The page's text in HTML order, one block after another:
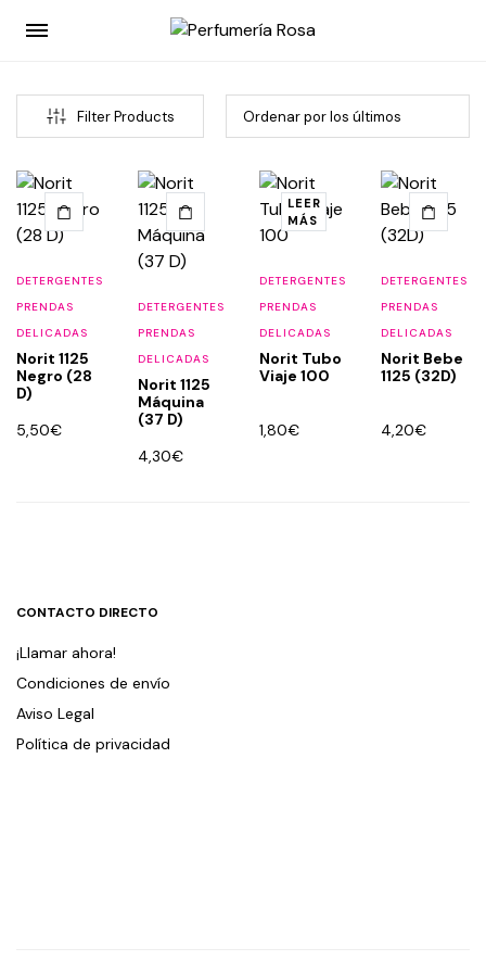
Filter Products
DETERGENTES
PRENDAS
DELICADAS
Norit 1125
Negro (28
D)
5,50€
DETERGENTES
PRENDAS
DELICADAS
Norit 1125
Máquina
(37 D)
4,30€
LEER
MÁS
DETERGENTES
PRENDAS
DELICADAS
Norit Tubo
Viaje 100
1,80€
DETERGENTES
PRENDAS
DELICADAS
Norit Bebe
1125 (32D)
4,20€
CONTACTO DIRECTO
¡Llamar ahora!
Condiciones de envío
Aviso Legal
Política de privacidad